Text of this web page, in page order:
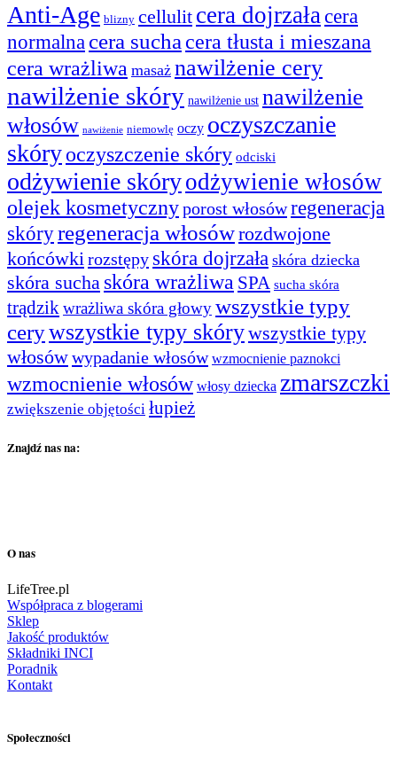
Anti-Age blizny cellulit cera dojrzałacera
normalna cera sucha cera tłusta i mieszana
cera wrażliwa masaż nawilżenie cery
nawilżenie skóry nawilżenie ust nawilżenie
włosów nawiżenie niemowlę oczy oczyszczanie
skóryoczyszczenie skóry odciski
odżywienie skóryodżywienie włosów
olejek kosmetycznyporost włosówregeneracja
skóryregeneracja włosówrozdwojone
końcówkirozstępy skóra dojrzała skóra dziecka
skóra sucha skóra wrażliwa SPA sucha skóra
trądzikwrażliwa skóra głowywszystkie typy
cerywszystkie typy skórywszystkie typy
włosówwypadanie włosów wzmocnienie paznokci
wzmocnienie włosów włosy dziecka zmarszczki
zwiększenie objętości łupież
Znajdź nas na:
O nas
LifeTree.pl
Współpraca z blogerami
Sklep
Jakość produktów
Składniki INCI
Poradnik
Kontakt
Społeczności